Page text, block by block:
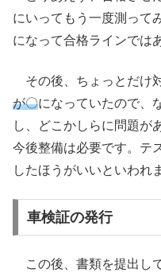
にいってもう一度測って
になって合格ラインでは
その後、ちょっとだけ
が〇になっていたので、
し、どこかしらに問題が
今後整備は必要です。テ
したほうがいいといわれ
車検証の発行
この後、書類を提出し